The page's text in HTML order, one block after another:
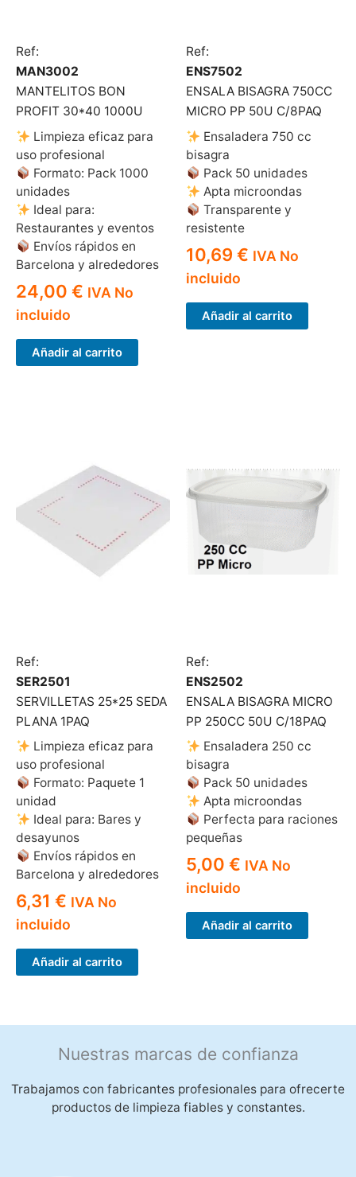
Ref:
MAN3002
MANTELITOS BON
PROFIT 30*40 1000U
Limpieza eficaz para
uso profesional
Formato: Pack 1000
unidades
Ideal para:
Restaurantes y eventos
Envíos rápidos en
Barcelona y alrededores
24,00 € IVA No
incluido
Añadir al carrito
Ref:
ENS7502
ENSALA BISAGRA 750CC
MICRO PP 50U C/8PAQ
Ensaladera 750 cc
bisagra
Pack 50 unidades
Apta microondas
Transparente y
resistente
10,69 € IVA No
incluido
Añadir al carrito
Ref:
SER2501
SERVILLETAS 25*25 SEDA
PLANA 1PAQ
Limpieza eficaz para
uso profesional
Formato: Paquete 1
unidad
Ideal para: Bares y
desayunos
Envíos rápidos en
Barcelona y alrededores
6,31 € IVA No
incluido
Añadir al carrito
Ref:
ENS2502
ENSALA BISAGRA MICRO
PP 250CC 50U C/18PAQ
Ensaladera 250 cc
bisagra
Pack 50 unidades
Apta microondas
Perfecta para raciones
pequeñas
5,00 € IVA No
incluido
Añadir al carrito
Nuestras marcas de confianza
Trabajamos con fabricantes profesionales para ofrecerte
productos de limpieza fiables y constantes.